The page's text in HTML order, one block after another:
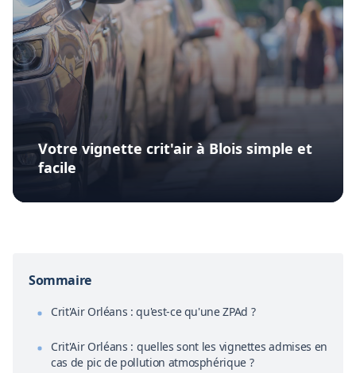
Votre vignette crit'air à Blois simple et
facile
Sommaire
Crit'Air Orléans : qu'est-ce qu'une ZPAd ?
Crit'Air Orléans : quelles sont les vignettes admises en
cas de pic de pollution atmosphérique ?